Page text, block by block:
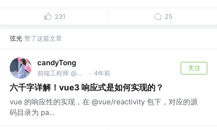
231 25
弦光 赞了这篇文章
candyTong
前端工程师 @字节 · 4年前
关注
六千字详解！vue3 响应式是如何实现的？
vue 的响应性的实现，在 @vue/reactivity 包下，对应的源
码目录为 pa...